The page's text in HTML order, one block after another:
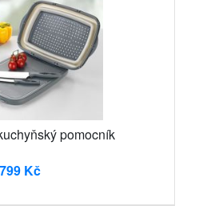
pomocník
799 Kč